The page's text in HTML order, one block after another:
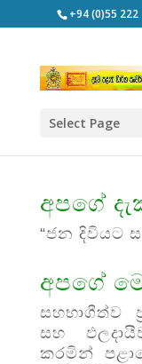
+94 (0)55 222
Select Page
අපගේ
“ජන දිවියට
අපගේ
සහභාගීත්ව
සහ
කරමින්